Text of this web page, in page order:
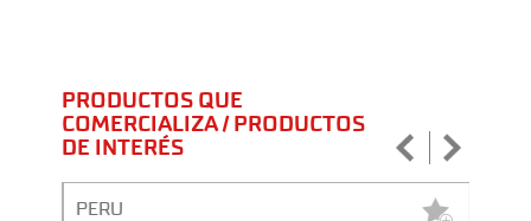
PRODUCTOS QUE
COMERCIALIZA / PRODUCTOS
DE INTERÉS
PERU